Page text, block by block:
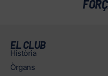
EL CLUB
Història
Òrgans